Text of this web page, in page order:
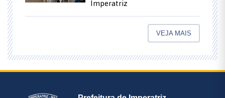
Imperatriz
VEJA MAIS